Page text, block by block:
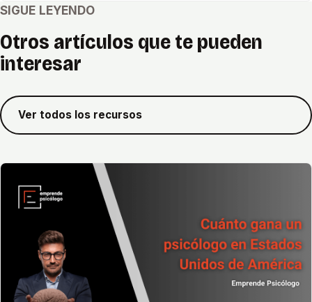
SIGUE LEYENDO
Otros artículos que te pueden
interesar
Ver todos los recursos